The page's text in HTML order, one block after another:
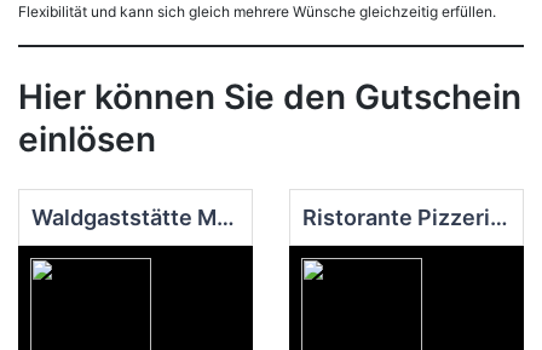
Flexibilität und kann sich gleich mehrere Wünsche gleichzeitig erfüllen.
Hier können Sie den Gutschein
einlösen
Waldgaststätte Meisenhof Ristorante Pizzeria Va Adagio